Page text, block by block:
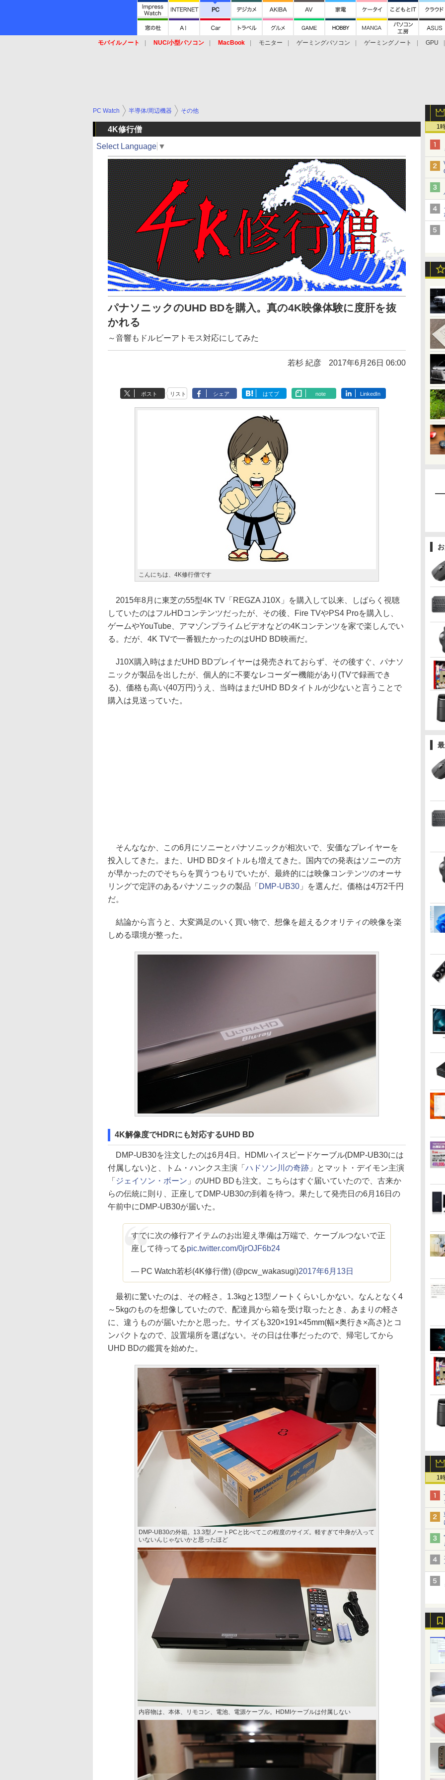
モバイルノート NUC/小型パソコン MacBook モニター ゲーミングパソコン ゲーミングノート
GPU
1
1
PC Watch 半導体/周辺機器 その他
4K修行僧
Select Language ▼
パナソニックのUHD BDを購入。真の4K映像体験に度肝を抜
かれる
～音響もドルビーアトモス対応にしてみた
若杉 紀彦 2017年6月26日 06:00
ポスト リスト シェア はてブ note LinkedIn
こんにちは、4K修行僧です
2015年8月に東芝の55型4K TV「REGZA J10X」を購入して以来、しばらく視聴
していたのはフルHDコンテンツだったが、その後、Fire TVやPS4 Proを購入し、
ゲームやYouTube、アマゾンプライムビデオなどの4Kコンテンツを家で楽しんでい
る。だが、4K TVで一番観たかったのはUHD BD映画だ。
J10X購入時はまだUHD BDプレイヤーは発売されておらず、その後すぐ、パナソ
ニックが製品を出したが、個人的に不要なレコーダー機能があり(TVで録画でき
る)、価格も高い(40万円)うえ、当時はまだUHD BDタイトルが少ないと言うことで
購入は見送っていた。
そんななか、この6月にソニーとパナソニックが相次いで、安価なプレイヤーを
投入してきた。また、UHD BDタイトルも増えてきた。国内での発表はソニーの方
が早かったのでそちらを買うつもりでいたが、最終的には映像コンテンツのオーサ
リングで定評のあるパナソニックの製品「 DMP-UB30 」を選んだ。価格は4万2千円
だ。
結論から言うと、大変満足のいく買い物で、想像を超えるクオリティの映像を楽
しめる環境が整った。
4K解像度でHDRにも対応するUHD BD
DMP-UB30を注文したのは6月4日。HDMIハイスピードケーブル(DMP-UB30には
付属しない)と、トム・ハンクス主演「 ハドソン川の奇跡 」とマット・デイモン主演
「 ジェイソン・ボーン 」のUHD BDも注文。こちらはすぐ届いていたので、古来か
らの伝統に則り、正座してDMP-UB30の到着を待つ。果たして発売日の6月16日の
午前中にDMP-UB30が届いた。
すでに次の修行アイテムのお出迎え準備は万端で、ケーブルつないで正
座して待ってるpic.twitter.com/0jrOJF6b24
— PC Watch若杉(4K修行僧) (@pcw_wakasugi)2017年6月13日
最初に驚いたのは、その軽さ。1.3kgと13型ノートくらいしかない。なんとなく4
～5kgのものを想像していたので、配達員から箱を受け取ったとき、あまりの軽さ
に、違うものが届いたかと思った。サイズも320×191×45mm(幅×奥行き×高さ)とコ
ンパクトなので、設置場所を選ばない。その日は仕事だったので、帰宅してから
UHD BDの鑑賞を始めた。
DMP-UB30の外箱。13.3型ノートPCと比べてこの程度のサイズ。軽すぎて中身が入って
いないんじゃないかと思ったほど
内容物は、本体、リモコン、電池、電源ケーブル。HDMIケーブルは付属しない